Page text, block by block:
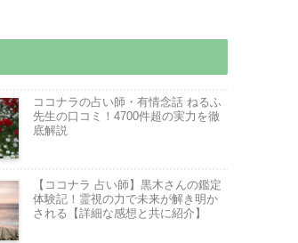
ココナラの占い師・有情念話 ねるふ
先生の口コミ！4700件超の実力を徹
底解説
【ココナラ 占い師】黒木さんの鑑定
体験記！霊視の力で未来が解き明か
される【詳細な感想と共に紹介】